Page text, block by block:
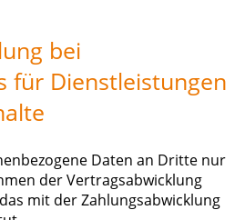
bei
für Dienstleistungen
Daten an Dritte nur
der Vertragsabwicklung
mit der Zahlungsabwicklung